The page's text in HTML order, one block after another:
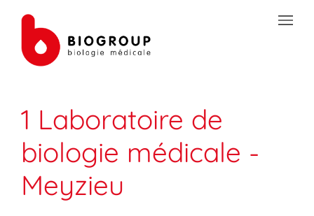
PRÉPAREZ VOS ANALYSES
LES SPÉCIALITÉS DE LA BIOLOGIE
VOTRE ESPACE PATIENT
1 Laboratoire de
biologie médicale -
Meyzieu